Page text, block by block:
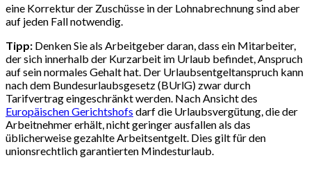
eine Korrektur der Zuschüsse in der Lohnabrechnung sind aber
auf jeden Fall notwendig.
Tipp: Denken Sie als Arbeitgeber daran, dass ein Mitarbeiter,
der sich innerhalb der Kurzarbeit im Urlaub befindet, Anspruch
auf sein normales Gehalt hat. Der Urlaubsentgeltanspruch kann
nach dem Bundesurlaubsgesetz (BUrlG) zwar durch
Tarifvertrag eingeschränkt werden. Nach Ansicht des
Europäischen Gerichtshofs darf die Urlaubsvergütung, die der
Arbeitnehmer erhält, nicht geringer ausfallen als das
üblicherweise gezahlte Arbeitsentgelt. Dies gilt für den
unionsrechtlich garantierten Mindesturlaub.